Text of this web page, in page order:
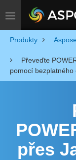
Toggle navigation
Produkty
Převeďte
pomocí
přes